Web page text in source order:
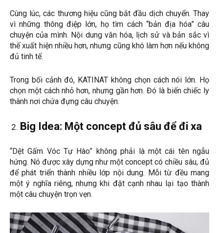
Cùng lúc, các thương hiệu cũng bắt đầu dịch chuyển. Thay
vì những thông điệp lớn, họ tìm cách “bản địa hóa” câu
chuyện của mình. Nội dung văn hóa, lịch sử và bản sắc vì
thế xuất hiện nhiều hơn, nhưng cũng khó làm hơn nếu không
đủ tinh tế.
Trong bối cảnh đó, KATINAT không chọn cách nói lớn. Họ
chọn một cách nhỏ hơn, nhưng gần hơn. Đó là biến chiếc ly
thành nơi chứa đựng câu chuyện.
Big Idea: Một concept đủ sâu để đi xa
“Dệt Gấm Vóc Tự Hào” không phải là một cái tên ngẫu
hứng. Nó được xây dựng như một concept có chiều sâu, đủ
để phát triển thành nhiều lớp nội dung. Mỗi từ đều mang
một ý nghĩa riêng, nhưng khi đặt cạnh nhau lại tạo thành
một câu chuyện trọn vẹn.